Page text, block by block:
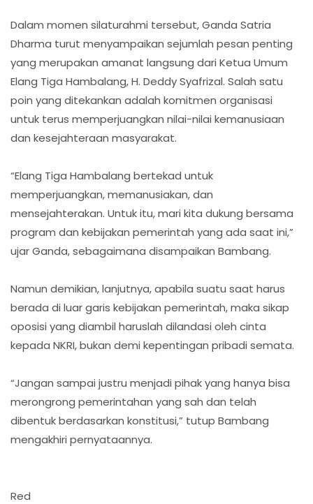
Dalam momen silaturahmi tersebut, Ganda Satria
Dharma turut menyampaikan sejumlah pesan penting
yang merupakan amanat langsung dari Ketua Umum
Elang Tiga Hambalang, H. Deddy Syafrizal. Salah satu
poin yang ditekankan adalah komitmen organisasi
untuk terus memperjuangkan nilai-nilai kemanusiaan
dan kesejahteraan masyarakat.
“Elang Tiga Hambalang bertekad untuk
memperjuangkan, memanusiakan, dan
mensejahterakan. Untuk itu, mari kita dukung bersama
program dan kebijakan pemerintah yang ada saat ini,”
ujar Ganda, sebagaimana disampaikan Bambang.
Namun demikian, lanjutnya, apabila suatu saat harus
berada di luar garis kebijakan pemerintah, maka sikap
oposisi yang diambil haruslah dilandasi oleh cinta
kepada NKRI, bukan demi kepentingan pribadi semata.
“Jangan sampai justru menjadi pihak yang hanya bisa
merongrong pemerintahan yang sah dan telah
dibentuk berdasarkan konstitusi,” tutup Bambang
mengakhiri pernyataannya.
Red